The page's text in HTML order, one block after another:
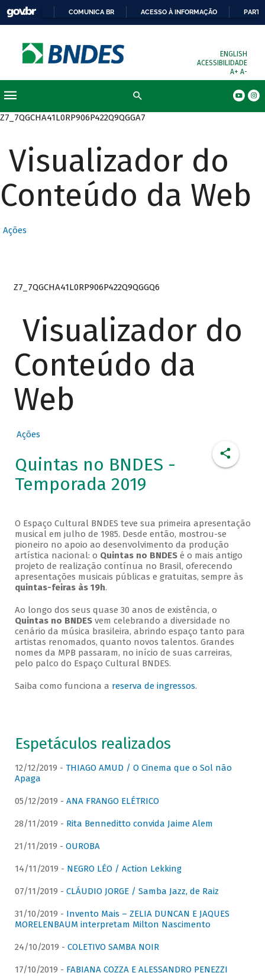
COMUNICA BR ACESSO À INFORMAÇÃO
ENGLISH
ACESSIBILIDADE
A+ A-
Z7_7QGCHA41L0RP906P422Q9QGGA7
Visualizador do
Conteúdo da Web
Ações
Z7_7QGCHA41L0RP906P422Q9QGGQ6
Visualizador do
Conteúdo da
Web
Ações
Quintas no BNDES -
Temporada 2019
O Espaço Cultural BNDES teve sua primeira apresentação
musical em julho de 1985. Desde então, mostrou-se
pioneiro no apoio ao desenvolvimento da produção
artística nacional: o Quintas no BNDESé o mais antigo
projeto de realização contínua no Brasil, oferecendo
apresentações musicais públicas e gratuitas, sempre às
quintas-feiras às 19h.
Ao longo dos seus quase 30 anos de existência, o
Quintas no BNDESvem celebrando a diversidade no
cenário da música brasileira, abrindo espaço tanto para
artistas renomados, quanto novos talentos. Grandes
nomes da MPB passaram, no início de suas carreiras,
pelo palco do Espaço Cultural BNDES.
Saiba como funciona a reserva de ingressos.
Espetáculos realizados
12/12/2019 - THIAGO AMUD / O Cinema que o Sol não
Apaga
05/12/2019 - ANA FRANGO ELÉTRICO
28/11/2019 - Rita Benneditto convida Jaime Alem
21/11/2019 - OUROBA
14/11/2019 - NEGRO LÉO / Action Lekking
07/11/2019 - CLÁUDIO JORGE / Samba Jazz, de Raiz
31/10/2019 - Invento Mais – ZELIA DUNCAN E JAQUES
MORELENBAUM interpretam Milton Nascimento
24/10/2019 - COLETIVO SAMBA NOIR
17/10/2019 - FABIANA COZZA E ALESSANDRO PENEZZI